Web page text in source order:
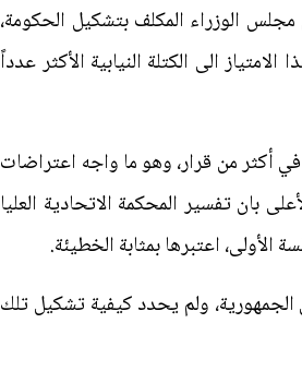
الوزراء المكلف بتشكيل الحكومة،
الى الكتلة النيابية الأكثر عدداً
أكثر من قرار، وهو ما واجه اعتراضات
بان تفسير المحكمة الاتحادية العليا
اعتبرها بمثابة الخطيئة.
الجمهورية، ولم يحدد كيفية تشكيل تلك